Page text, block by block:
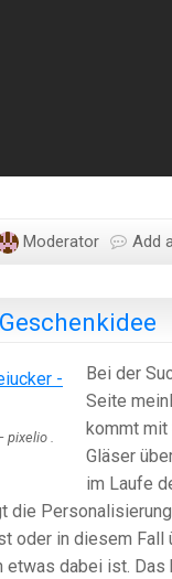
Moderator Add
.
Bei der
Seite
kommt
Gläser
im Laufe
die
oder in diesem
etwas dabei ist. Das